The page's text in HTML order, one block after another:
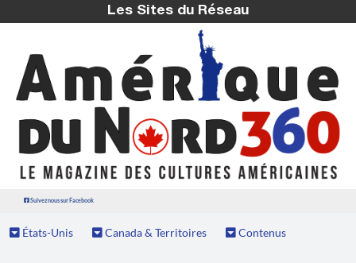
Les Sites du Réseau
Suivez nous sur Facebook
États-Unis Canada & Territoires Contenus